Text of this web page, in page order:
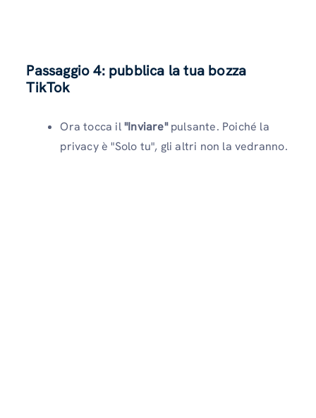
Passaggio 4: pubblica la tua bozza
TikTok
Ora tocca il"Inviare"pulsante. Poiché la
privacy è "Solo tu", gli altri non la vedranno.